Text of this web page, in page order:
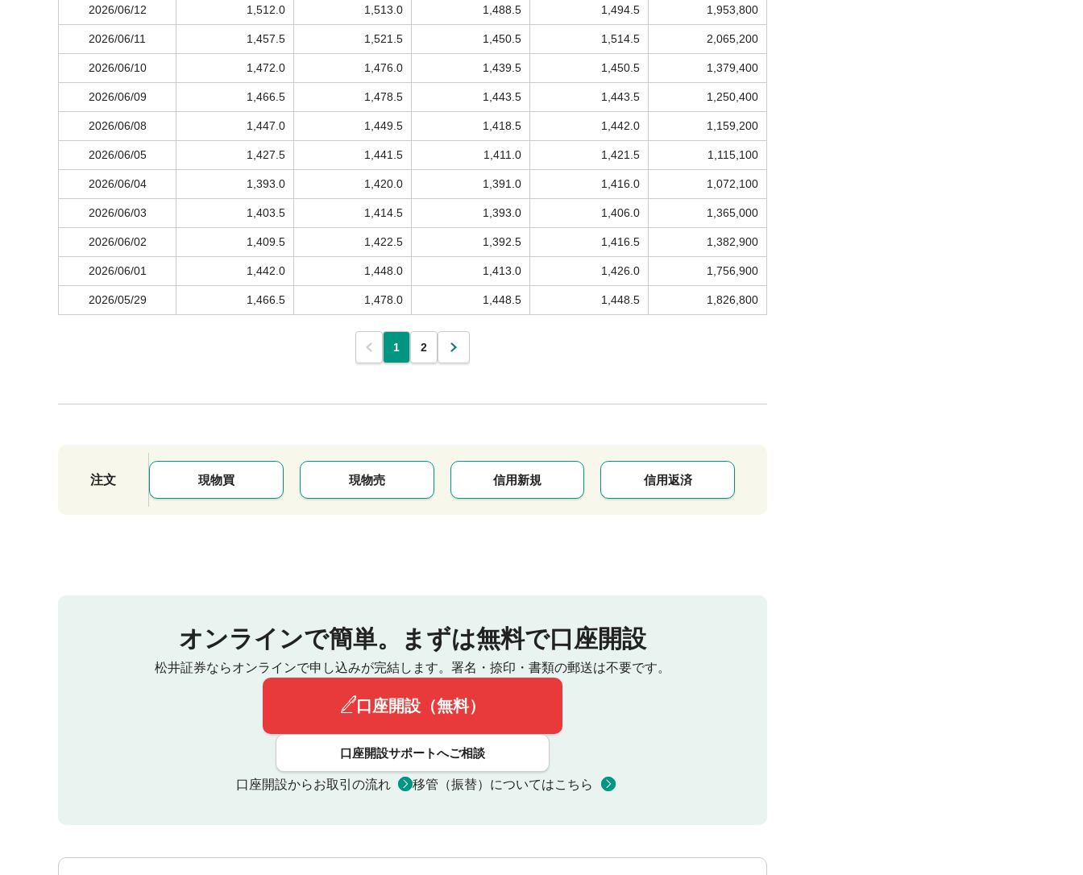
2026/06/12 1,512.0 1,513.0 1,488.5 1,494.5 1,953,800
2026/06/11 1,457.5 1,521.5 1,450.5 1,514.5 2,065,200
2026/06/10 1,472.0 1,476.0 1,439.5 1,450.5 1,379,400
2026/06/09 1,466.5 1,478.5 1,443.5 1,443.5 1,250,400
2026/06/08 1,447.0 1,449.5 1,418.5 1,442.0 1,159,200
2026/06/05 1,427.5 1,441.5 1,411.0 1,421.5 1,115,100
2026/06/04 1,393.0 1,420.0 1,391.0 1,416.0 1,072,100
2026/06/03 1,403.5 1,414.5 1,393.0 1,406.0 1,365,000
2026/06/02 1,409.5 1,422.5 1,392.5 1,416.5 1,382,900
2026/06/01 1,442.0 1,448.0 1,413.0 1,426.0 1,756,900
2026/05/29 1,466.5 1,478.0 1,448.5 1,448.5 1,826,800
1 2
注文 現物買 現物売 信用新規 信用返済
オンラインで簡単。 まずは無料で口座開設
松井証券ならオンラインで申し込みが完結します。 署名・捺印・書類の郵送は不要です。
口座開設（無料）
口座開設サポートへご相談
口座開設からお取引の流れ 移管（振替）についてはこちら